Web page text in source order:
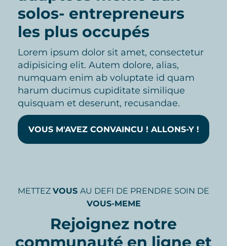
solos- entrepreneurs
les plus occupés
Lorem ipsum dolor sit amet, consectetur
adipisicing elit. Autem dolore, alias,
numquam enim ab voluptate id quam
harum ducimus cupiditate similique
quisquam et deserunt, recusandae.
VOUS M'AVEZ CONVAINCU ! ALLONS-Y !
METTEZ VOUS AU DEFI DE PRENDRE SOIN DE
VOUS-MEME
Rejoignez notre
communauté en ligne et